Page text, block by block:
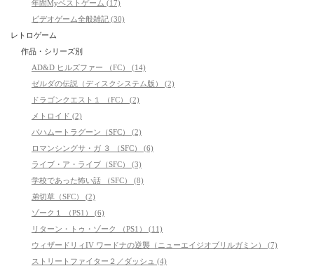
年間Myベストゲーム (17)
ビデオゲーム全般雑記 (30)
レトロゲーム
作品・シリーズ別
AD&D ヒルズファー （FC） (14)
ゼルダの伝説（ディスクシステム版） (2)
ドラゴンクエスト１ （FC） (2)
メトロイド (2)
バハムートラグーン（SFC） (2)
ロマンシングサ・ガ ３ （SFC） (6)
ライブ・ア・ライブ（SFC） (3)
学校であった怖い話 （SFC） (8)
弟切草（SFC） (2)
ゾーク１ （PS1） (6)
リターン・トゥ・ゾーク （PS1） (11)
ウィザードリィIV ワードナの逆襲（ニューエイジオブリルガミン） (7)
ストリートファイター２／ダッシュ (4)